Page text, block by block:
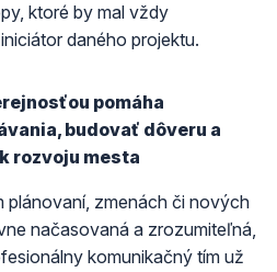
ktoré by mal vždy
daného projektu.
pomáha
budovať dôveru a
rozvoju mesta
plánovaní, zmenách či nových
načasovaná a zrozumiteľná,
komunikačný tím už